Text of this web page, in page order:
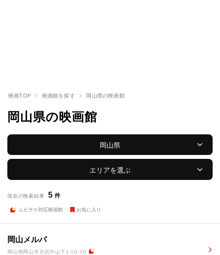
映画TOP 映画館を探す 岡山県の映画館
岡山県の映画館
岡山県
エリアを選ぶ
現在の検索結果 5 件
ムビチケ対応映画館 お気に入り
岡山メルパ
岡山県岡山市北区中山下1-10-30